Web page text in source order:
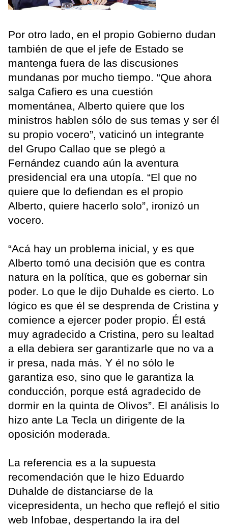
Por otro lado, en el propio Gobierno dudan
también de que el jefe de Estado se
mantenga fuera de las discusiones
mundanas por mucho tiempo. “Que ahora
salga Cafiero es una cuestión
momentánea, Alberto quiere que los
ministros hablen sólo de sus temas y ser él
su propio vocero”, vaticinó un integrante
del Grupo Callao que se plegó a
Fernández cuando aún la aventura
presidencial era una utopía. “El que no
quiere que lo defiendan es el propio
Alberto, quiere hacerlo solo”, ironizó un
vocero.
“Acá hay un problema inicial, y es que
Alberto tomó una decisión que es contra
natura en la política, que es gobernar sin
poder. Lo que le dijo Duhalde es cierto. Lo
lógico es que él se desprenda de Cristina y
comience a ejercer poder propio. Él está
muy agradecido a Cristina, pero su lealtad
a ella debiera ser garantizarle que no va a
ir presa, nada más. Y él no sólo le
garantiza eso, sino que le garantiza la
conducción, porque está agradecido de
dormir en la quinta de Olivos”. El análisis lo
hizo ante La Tecla un dirigente de la
oposición moderada.
La referencia es a la supuesta
recomendación que le hizo Eduardo
Duhalde de distanciarse de la
vicepresidenta, un hecho que reflejó el sitio
web Infobae, despertando la ira del